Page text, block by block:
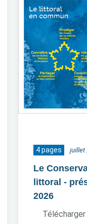
4 pages juillet
Le
littoral -
2026